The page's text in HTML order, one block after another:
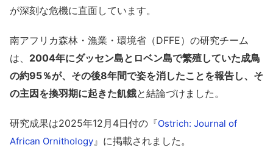
が深刻な危機に直面しています。
南アフリカ森林・漁業・環境省（DFFE）の研究チーム
は、 2004年にダッセン島とロベン島で繁殖していた成鳥
の約95％が、その後8年間で姿を消したことを報告し、そ
の主因を換羽期に起きた飢餓と結論づけました。
研究成果は2025年12月4日付の『Ostrich: Journal of
African Ornithology』に掲載されました。